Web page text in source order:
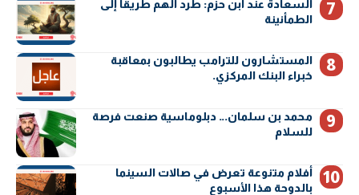
السعادة عند ابن حزم: طرد الهم طريقًا إلى
الطمأنينة
المستشارون للترامب يطالبون بمعاقبة
خبراء البنك المركزي.
محمد بن سلمان… دبلوماسية صنعت فرصة
للسلام
أفلام متنوعة تعرض في صالات السينما
بالدوحة هذا الأسبوع